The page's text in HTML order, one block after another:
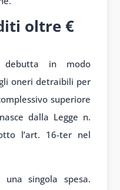
oltre €
debutta in modo
oneri detraibili per
superiore
dalla Legge n.
l’art. 16-ter nel
singola spesa.